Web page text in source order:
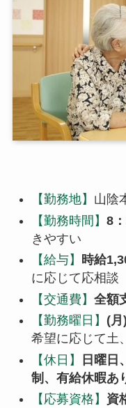
【勤務地】 山
【勤務時間】 8
きやすい
【給与】 時給
に応じて応相談
【交通費】 全額
【勤務曜日】 (
希望に応じて土
【休日】
日曜日
制、有給休暇あ
【応募資格】 資